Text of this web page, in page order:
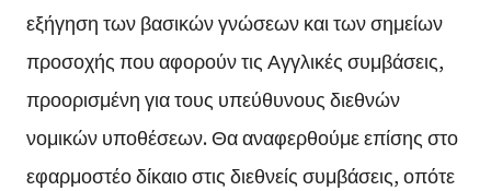
εξήγηση των βασικών γνώσεων και των σημείων
προσοχής που αφορούν τις Αγγλικές συμβάσεις,
προορισμένη για τους υπεύθυνους διεθνών
νομικών υποθέσεων. Θα αναφερθούμε επίσης στο
εφαρμοστέο δίκαιο στις διεθνείς συμβάσεις, οπότε